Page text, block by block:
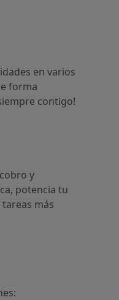
en varios
forma
contigo!
y
potencia tu
más